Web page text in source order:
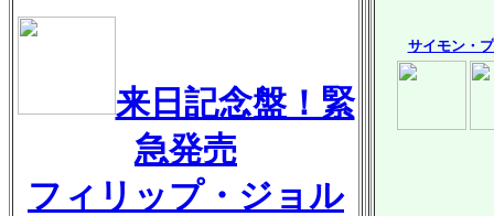
来日記念盤！緊
急発売
フィリップ・ジョル
サイモン・